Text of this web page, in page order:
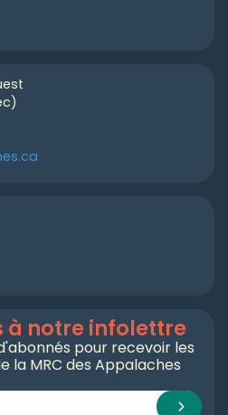
à notre infolettre
pour recevoir les
la MRC des Appalaches